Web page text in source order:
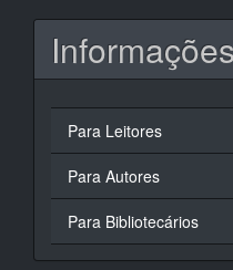
Informações
Para Leitores
Para Autores
Para Bibliotecários